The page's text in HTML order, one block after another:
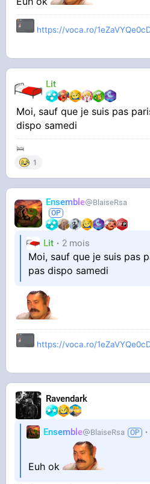
Edit: Ahi, c'était marqué
https://voca.ro/
Lit
Moi, sauf que je suis pas
dispo samedi
🛌
1
Ensemble BlaiseRsa
Lit 2 mois
Moi, sauf que je suis pas
pas dispo samedi
https://voca.ro/
Ravendark
Ensemble BlaiseRsa
Euh ok